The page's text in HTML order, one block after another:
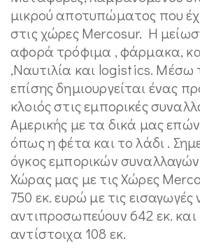
μικρού αποτυπώματος που
στις χώρες Mercosur. H
αφορά τρόφιμα , φάρμακα,
,Ναυτιλία και logistics. Μέσω
επίσης δημιουργείται ένας
κλοιός στις εμπορικές
Αμερικής με τα δικά μας
όπως η φέτα και το λάδι .
όγκος εμπορικών
Χώρας μας με τις Χώρες
750 εκ. ευρώ με τις εισαγωγές
αντιπροσωπεύουν 642 εκ. και
αντίστοιχα 108 εκ.